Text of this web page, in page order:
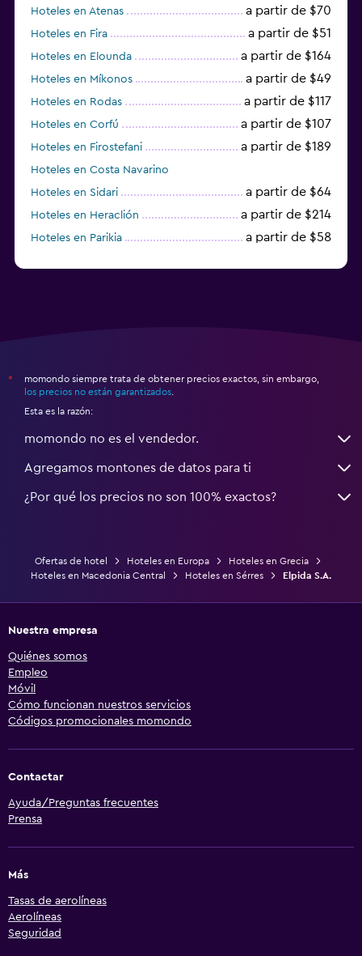
Hoteles en Atenas a partir de $70
Hoteles en Fira a partir de $51
Hoteles en Elounda a partir de $164
Hoteles en Míkonos a partir de $49
Hoteles en Rodas a partir de $117
Hoteles en Corfú a partir de $107
Hoteles en Firostefani a partir de $189
Hoteles en Costa Navarino
Hoteles en Sidari
a partir de $64
Hoteles en Heraclión a partir de $214
Hoteles en Parikia a partir de $58
*
momondo siempre trata de obtener precios exactos, sin embargo,
los precios no están garantizados
Esta es la razón:
momondo no es el vendedor.
Agregamos montones de datos para ti
¿Por qué los precios no son 100% exactos?
Ofertas de hotel Hoteles en Europa
Hoteles en Grecia
Hoteles en Macedonia Central
Hoteles en Sérres Elpida S.A.
Nuestra empresa
Quiénes somos
Empleo
Móvil
Cómo funcionan nuestros servicios
Códigos promocionales momondo
Contactar
Ayuda/Preguntas frecuentes
Prensa
Más
Tasas de aerolíneas
Aerolíneas
Seguridad